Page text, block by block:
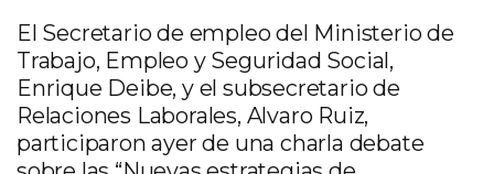
El Secretario de empleo del Ministerio de
Trabajo, Empleo y Seguridad Social,
Enrique Deibe, y el subsecretario de
Relaciones Laborales, Alvaro Ruiz,
participaron ayer de una charla debate